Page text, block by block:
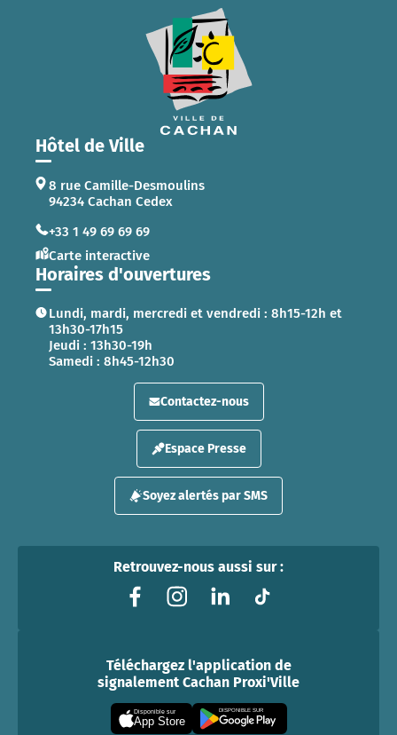
Hôtel de Ville
8 rue Camille-Desmoulins
94234 Cachan Cedex
+33 1 49 69 69 69
Carte interactive
Horaires d'ouvertures
Lundi, mardi, mercredi et vendredi : 8h15-12h et
13h30-17h15
Jeudi : 13h30-19h
Samedi : 8h45-12h30
Contactez-nous
Espace Presse
Soyez alertés par SMS
Retrouvez-nous aussi sur :
Téléchargez l'application de
signalement Cachan Proxi'Ville
Disponible sur
App Store
DISPONIBLE SUR